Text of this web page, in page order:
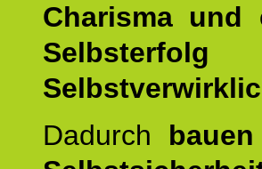
Charisma und
Dadurch